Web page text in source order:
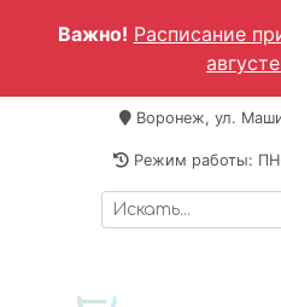
Важно! Расписание
Воронеж, ул.
Режим работы: